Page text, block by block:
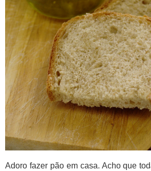
Adoro fazer pão em casa. Acho que